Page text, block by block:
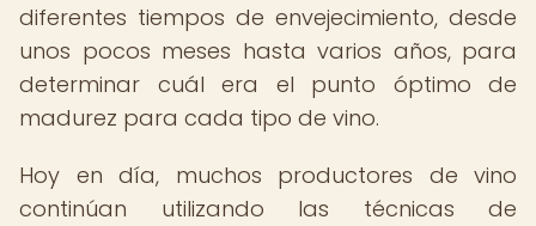
diferentes tiempos de envejecimiento, desde
unos pocos meses hasta varios años, para
determinar cuál era el punto óptimo de
madurez para cada tipo de vino.
Hoy en día, muchos productores de vino
continúan utilizando las técnicas de